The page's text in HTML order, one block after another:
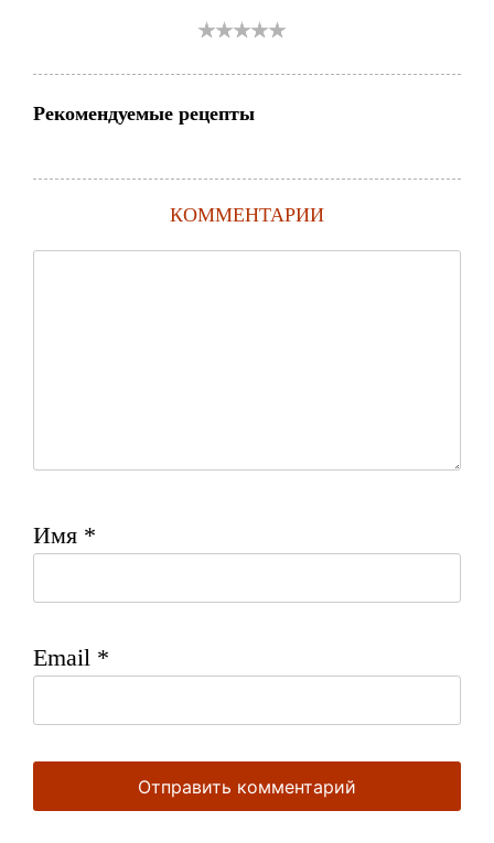
Рекомендуемые рецепты
КОММЕНТАРИИ
Имя *
Email *